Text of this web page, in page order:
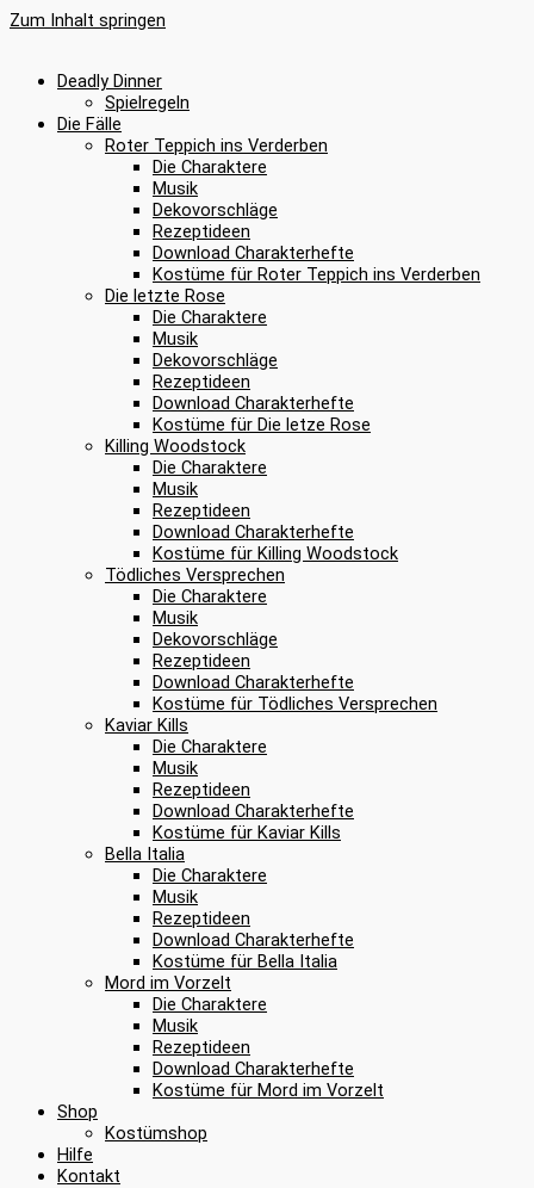
Zum Inhalt springen
Deadly Dinner
Spielregeln
Die Fälle
Roter Teppich ins Verderben
Die Charaktere
Musik
Dekovorschläge
Rezeptideen
Download Charakterhefte
Kostüme für Roter Teppich ins Verderben
Die letzte Rose
Die Charaktere
Musik
Dekovorschläge
Rezeptideen
Download Charakterhefte
Kostüme für Die letze Rose
Killing Woodstock
Die Charaktere
Musik
Rezeptideen
Download Charakterhefte
Kostüme für Killing Woodstock
Tödliches Versprechen
Die Charaktere
Musik
Dekovorschläge
Rezeptideen
Download Charakterhefte
Kostüme für Tödliches Versprechen
Kaviar Kills
Die Charaktere
Musik
Rezeptideen
Download Charakterhefte
Kostüme für Kaviar Kills
Bella Italia
Die Charaktere
Musik
Rezeptideen
Download Charakterhefte
Kostüme für Bella Italia
Mord im Vorzelt
Die Charaktere
Musik
Rezeptideen
Download Charakterhefte
Kostüme für Mord im Vorzelt
Shop
Kostümshop
Hilfe
Kontakt